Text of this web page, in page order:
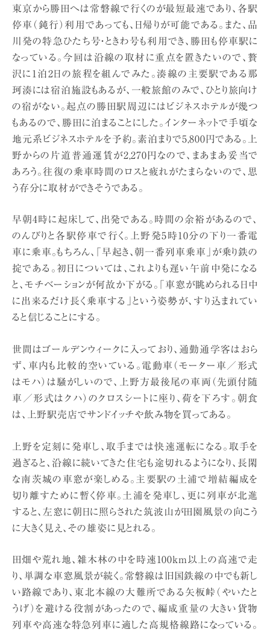
東京から勝田へは常磐線で行くのが最短最速であり、各駅
停車（鈍行）利用であっても、日帰りが可能である。また、品
川発の特急ひたち号・ときわ号も利用でき、勝田も停車駅に
なっている。今回は沿線の取材に重点を置きたいので、贅
沢に1泊2日の旅程を組んでみた。湊線の主要駅である那
珂湊には宿泊施設もあるが、一般旅館のみで、ひとり旅向け
の宿がない。起点の勝田駅周辺にはビジネスホテルが幾つ
もあるので、勝田に泊まることにした。インターネットで手頃な
地元系ビジネスホテルを予約。素泊まりで5,800円である。上
野からの片道普通運賃が2,270円なので、まあまあ妥当で
あろう。往復の乗車時間のロスと疲れがたまらないので、思
う存分に取材ができそうである。
早朝4時に起床して、出発である。時間の余裕があるので、
のんびりと各駅停車で行く。上野発5時10分の下り一番電
車に乗車。もちろん、「早起き、朝一番列車乗車」が乗り鉄の
掟である。初日については、これよりも遅い午前中発になる
と、モチベーションが何故か下がる。「車窓が眺められる日中
に出来るだけ長く乗車する」という姿勢が、すり込まれてい
ると信じることにする。
世間はゴールデンウィークに入っており、通勤通学客はおら
ず、車内も比較的空いている。電動車（モーター車／形式
はモハ）は騒がしいので、上野方最後尾の車両（先頭付随
車／形式はクハ）のクロスシートに座り、荷を下ろす。朝食
は、上野駅売店でサンドイッチや飲み物を買ってある。
上野を定刻に発車し、取手までは快速運転になる。取手を
過ぎると、沿線に続いてきた住宅も途切れるようになり、長閑
な南茨城の車窓が楽しめる。主要駅の土浦で増結編成を
切り離すために暫く停車。土浦を発車し、更に列車が北進
すると、左窓に朝日に照らされた筑波山が田園風景の向こう
に大きく見え、その雄姿に見とれる。
田畑や荒れ地、雑木林の中を時速100km以上の高速で走
り、単調な車窓風景が続く。常磐線は旧国鉄線の中でも新し
い路線であり、東北本線の大難所である矢板峠（やいたと
うげ）を避ける役割があったので、編成重量の大きい貨物
列車や高速な特急列車に適した高規格線路になっている。